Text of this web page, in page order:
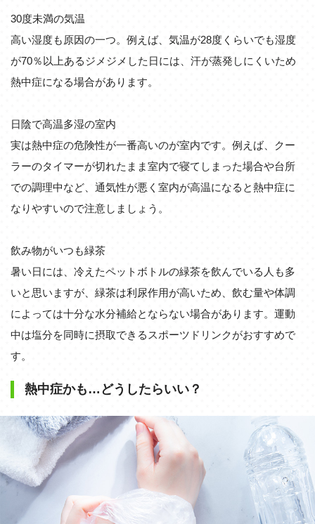
30度未満の気温
高い湿度も原因の一つ。例えば、気温が28度くらいでも湿度
が70％以上あるジメジメした日には、汗が蒸発しにくいため
熱中症になる場合があります。
日陰で高温多湿の室内
実は熱中症の危険性が一番高いのが室内です。例えば、クー
ラーのタイマーが切れたまま室内で寝てしまった場合や台所
での調理中など、通気性が悪く室内が高温になると熱中症に
なりやすいので注意しましょう。
飲み物がいつも緑茶
暑い日には、冷えたペットボトルの緑茶を飲んでいる人も多
いと思いますが、緑茶は利尿作用が高いため、飲む量や体調
によっては十分な水分補給とならない場合があります。運動
中は塩分を同時に摂取できるスポーツドリンクがおすすめで
す。
熱中症かも…どうしたらいい？